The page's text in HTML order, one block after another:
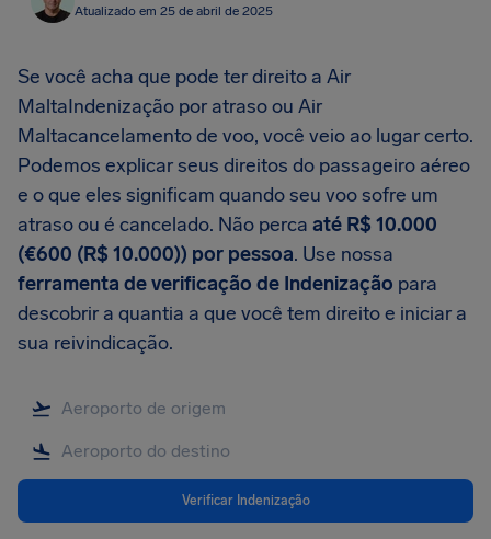
Atualizado em 25 de abril de 2025
Se você acha que pode ter direito a Air
MaltaIndenização por atraso ou Air
Maltacancelamento de voo, você veio ao lugar certo.
Podemos explicar seus direitos do passageiro aéreo
e o que eles significam quando seu voo sofre um
atraso ou é cancelado. Não perca até R$ 10.000
(€600 (R$ 10.000)) por pessoa. Use nossa
ferramenta de verificação de Indenização para
descobrir a quantia a que você tem direito e iniciar a
sua reivindicação.
Verificar Indenização